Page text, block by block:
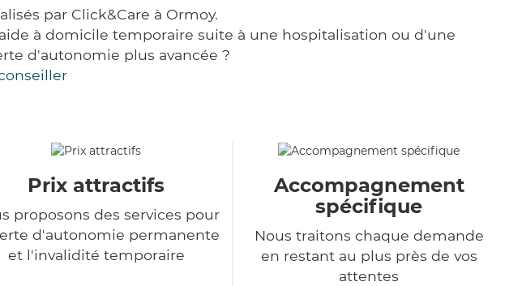
par Click&Care à Ormoy.
à domicile temporaire suite à une hospitalisation ou d'une
d'autonomie plus avancée ?
Prix attractifs
proposons des services pour
d'autonomie permanente
et l'invalidité temporaire
Accompagnement
spécifique
Nous traitons chaque demande
en restant au plus près de vos
attentes